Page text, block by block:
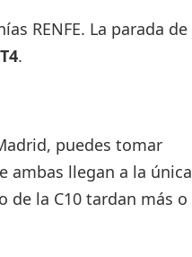
RENFE. La parada de
.
puedes tomar
ambas llegan a la única
de la C10 tardan más o